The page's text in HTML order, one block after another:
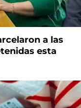
a las
esta